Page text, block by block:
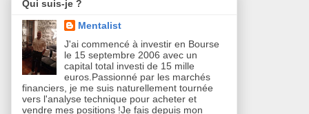
Qui suis-je ?
Mentalist
J'ai commencé à investir en Bourse
le 15 septembre 2006 avec un
capital total investi de 15 mille
euros.Passionné par les marchés
financiers, je me suis naturellement tournée
vers l'analyse technique pour acheter et
vendre mes positions !Je fais depuis mon